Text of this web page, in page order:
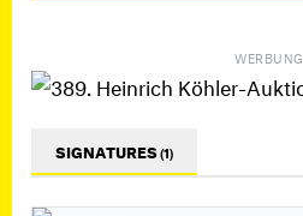
WERBUNG
SIGNATURES(1)